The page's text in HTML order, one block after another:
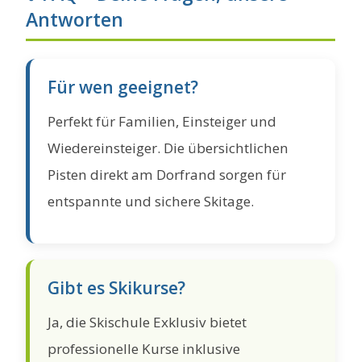
Antworten
Für wen geeignet?
Perfekt für Familien, Einsteiger und
Wiedereinsteiger. Die übersichtlichen
Pisten direkt am Dorfrand sorgen für
entspannte und sichere Skitage.
Gibt es Skikurse?
Ja, die Skischule Exklusiv bietet
professionelle Kurse inklusive